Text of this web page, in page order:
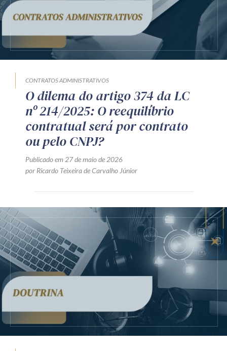
Av. Sete de Setembro, 4698
Telefone (41) 2109-8666
Whatsapp (41) 98881-6616
CONTRATOS ADMINISTRATIVOS
O dilema do artigo 374 da LC
nº 214/2025: O reequilíbrio
contratual será por contrato
ou pelo CNPJ?
Publicado em 27 de maio de 2026
por Ricardo Teixeira de Carvalho Júnior